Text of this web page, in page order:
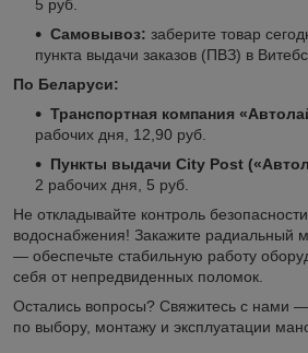
5 руб.
Самовывоз: заберите товар
пункта выдачи заказов (ПВЗ) в
По Беларуси:
Транспортная компания
рабочих дня, 12,90 руб.
Пункты выдачи City Post
2 рабочих дня, 5 руб.
Не откладывайте контроль
водоснабжения! Закажите радиальный
— обеспечьте стабильную работу
себя от непредвиденных поломок.
Остались вопросы? Свяжитесь с нами
по выбору, монтажу и эксплуатации